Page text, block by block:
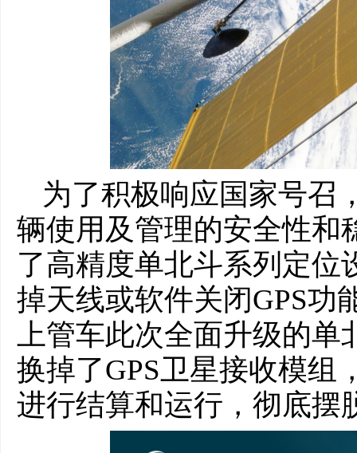
为了积极响应国家号召
辆使用及管理的安全性和
了高精度单北斗系列定位
掉天线或软件关闭GPS功
上管车此次全面升级的
换掉了GPS卫星接收模组
进行结算和运行，彻底摆